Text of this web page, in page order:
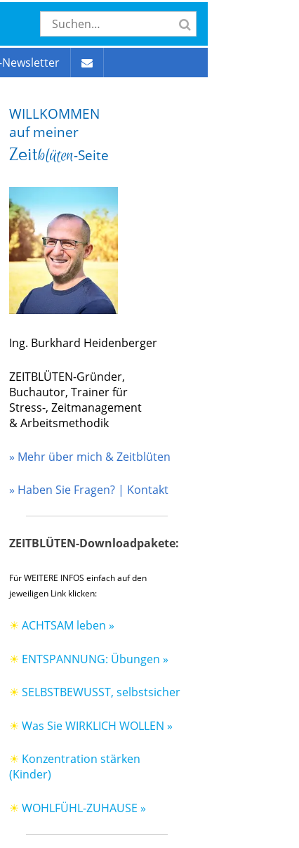
Newsletter
WILLKOMMEN
auf meiner
Zeitblüten-Seite
Ing. Burkhard Heidenberger
ZEITBLÜTEN-Gründer,
Buchautor, Trainer für
Stress-, Zeitmanagement
& Arbeitsmethodik
» Mehr über mich & Zeitblüten
» Haben Sie Fragen? | Kontakt
ZEITBLÜTEN-Downloadpakete:
Für WEITERE INFOS einfach auf den
jeweiligen Link klicken:
☀ ACHTSAM leben »
☀ ENTSPANNUNG: Übungen »
☀ SELBSTBEWUSST, selbstsicher
☀ Was Sie WIRKLICH WOLLEN »
☀ Konzentration stärken
(Kinder)
☀ WOHLFÜHL-ZUHAUSE »